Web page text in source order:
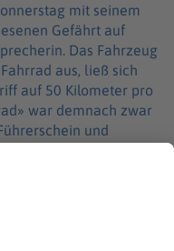
mit seinem
Gefährt auf
Das Fahrzeug
aus, ließ sich
auf 50 Kilometer pro
war demnach zwar
und
sicher, wie es hieß.
nun wegen eines